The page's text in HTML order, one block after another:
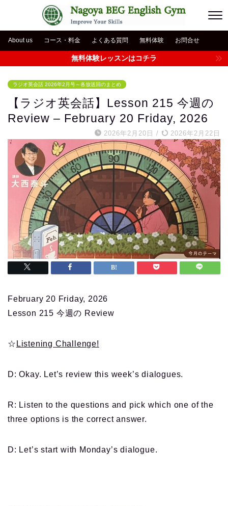
About us コース・料金 よくある質問 無料体験 お問合せ
無料体験レッスンはコチラ
ラジオ英会話 2026年2月号～各放送回のまとめ
【ラジオ英会話】Lesson 215 今週の
Review – February 20 Friday, 2026
2026年2月20日 / 2026年2月22日
February 20 Friday, 2026
Lesson 215 今週の Review
☆ Listening Challenge!
D: Okay. Let’s review this week’s dialogues.
R: Listen to the questions and pick which one of the
three options is the correct answer.
D: Let’s start with Monday’s dialogue.